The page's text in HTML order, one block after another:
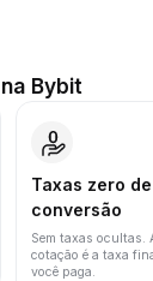
Bybit
Taxas zero de
conversão
Sem taxas ocultas.
cotação é a taxa
você paga.